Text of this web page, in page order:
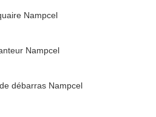
Nampcel
Nampcel
débarras Nampcel